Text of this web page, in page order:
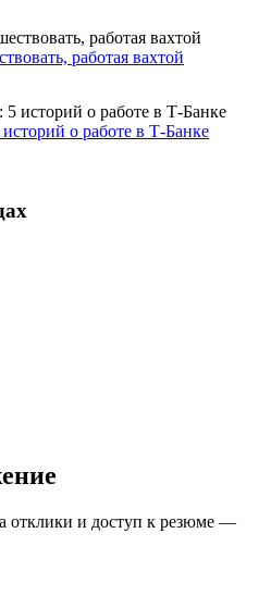
работая вахтой
о работе в Т-Банке
отклики и доступ к резюме —